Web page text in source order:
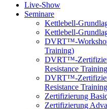
Live-Show
Seminare
Kettlebell-
Kettlebell-
DVRT™-
Training)
DVRT™-
Resistance
DVRT™-
Resistance
Zertifizierung
Zertifizierung